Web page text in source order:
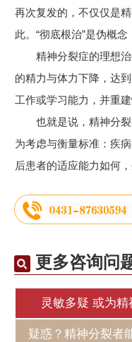
再次复发的，不仅仅是
此。“彻底根治”是伪概念
精神分裂症的理想治
的精力与体力下降，达
工作或学习能力，并重
也就是说，精神分裂
为考虑与衡量标准：疾
后患者的适应能力如何
更多咨询问
灵敏多疑 或为精
疑惑？精神分裂者